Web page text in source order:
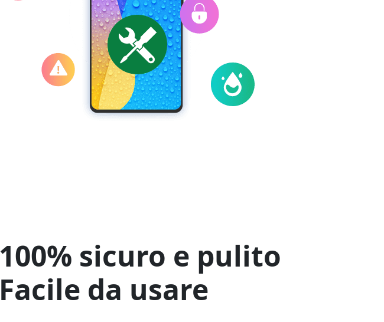
100% sicuro e pulito
Facile da usare
ไทย
қазақ